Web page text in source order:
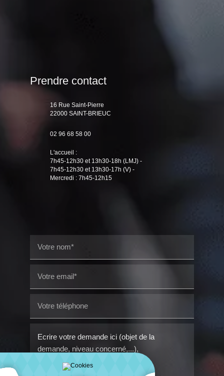
Prendre contact
16 Rue Saint-Pierre
22000 SAINT-BRIEUC
02 96 68 58 00
L'accueil :
7h45-12h30 et 13h30-18h (LMJ) -
7h45-12h30 et 13h30-17h (V) -
Mercredi : 7h45-12h15